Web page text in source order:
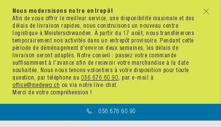
x
Nous modernisons notre entrepôt
Afin de vous offrir le meilleur service, une disponibilité maximale et des
délais de livraison rapides, nous construisons un nouveau centre
logistique à Meisterschwanden. À partir du 17 août, nous transférerons
temporairement nos activités dans un entrepôt provisoire. Pendant cette
période de déménagement d'environ deux semaines, les délais de
livraison seront adaptés. Notre conseil : passez votre commande
suffisamment à l'avance afin de recevoir votre marchandise à la date
souhaitée. Nous nous tenons volontiers à votre disposition pour toute
question, par téléphone au 056 676 60 90, par e-mail à
office@medewo.ch ou via notre live-chat.
Merci de votre compréhension !
056 676 60 90